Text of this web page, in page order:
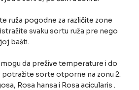
ruža pogodne za različite zone
svaku sortu ruža pre nego
bašti.
da prežive temperature i do
potražite sorte otporne na zonu 2.
Rosa hansa i Rosa acicularis .